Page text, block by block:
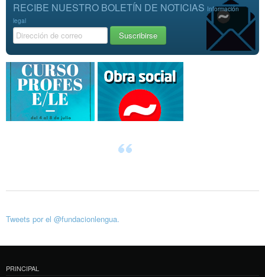
RECIBE NUESTRO BOLETÍN DE NOTICIAS Información
legal
Tweets por el @fundacionlengua.
PRINCIPAL